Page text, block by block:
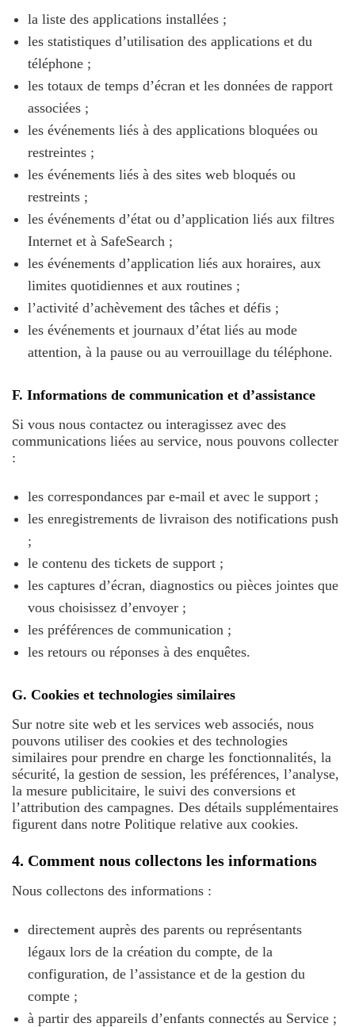
la liste des applications installées ;
les statistiques d’utilisation des applications et du
téléphone ;
les totaux de temps d’écran et les données de rapport
associées ;
les événements liés à des applications bloquées ou
restreintes ;
les événements liés à des sites web bloqués ou
restreints ;
les événements d’état ou d’application liés aux filtres
Internet et à SafeSearch ;
les événements d’application liés aux horaires, aux
limites quotidiennes et aux routines ;
l’activité d’achèvement des tâches et défis ;
les événements et journaux d’état liés au mode
attention, à la pause ou au verrouillage du téléphone.
F. Informations de communication et d’assistance
Si vous nous contactez ou interagissez avec des
communications liées au service, nous pouvons collecter
:
les correspondances par e-mail et avec le support ;
les enregistrements de livraison des notifications push
;
le contenu des tickets de support ;
les captures d’écran, diagnostics ou pièces jointes que
vous choisissez d’envoyer ;
les préférences de communication ;
les retours ou réponses à des enquêtes.
G. Cookies et technologies similaires
Sur notre site web et les services web associés, nous
pouvons utiliser des cookies et des technologies
similaires pour prendre en charge les fonctionnalités, la
sécurité, la gestion de session, les préférences, l’analyse,
la mesure publicitaire, le suivi des conversions et
l’attribution des campagnes. Des détails supplémentaires
figurent dans notre Politique relative aux cookies.
4. Comment nous collectons les informations
Nous collectons des informations :
directement auprès des parents ou représentants
légaux lors de la création du compte, de la
configuration, de l’assistance et de la gestion du
compte ;
à partir des appareils d’enfants connectés au Service ;